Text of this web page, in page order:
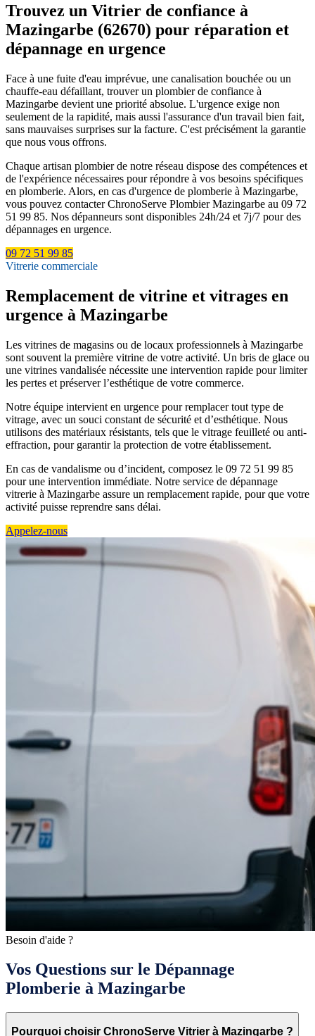
Trouvez un Vitrier de confiance à
Mazingarbe (62670) pour réparation et
dépannage en urgence
Face à une fuite d'eau imprévue, une canalisation bouchée ou un
chauffe-eau défaillant, trouver un plombier de confiance à
Mazingarbe devient une priorité absolue. L'urgence exige non
seulement de la rapidité, mais aussi l'assurance d'un travail bien fait,
sans mauvaises surprises sur la facture. C'est précisément la garantie
que nous vous offrons.
Chaque artisan plombier de notre réseau dispose des compétences et
de l'expérience nécessaires pour répondre à vos besoins spécifiques
en plomberie. Alors, en cas d'urgence de plomberie à Mazingarbe,
vous pouvez contacter ChronoServe Plombier Mazingarbe au 09 72
51 99 85. Nos dépanneurs sont disponibles 24h/24 et 7j/7 pour des
dépannages en urgence.
09 72 51 99 85
Vitrerie commerciale
Remplacement de vitrine et vitrages en
urgence à Mazingarbe
Les vitrines de magasins ou de locaux professionnels à Mazingarbe
sont souvent la première vitrine de votre activité. Un bris de glace ou
une vitrines vandalisée nécessite une intervention rapide pour limiter
les pertes et préserver l’esthétique de votre commerce.
Notre équipe intervient en urgence pour remplacer tout type de
vitrage, avec un souci constant de sécurité et d’esthétique. Nous
utilisons des matériaux résistants, tels que le vitrage feuilleté ou anti-
effraction, pour garantir la protection de votre établissement.
En cas de vandalisme ou d’incident, composez le 09 72 51 99 85
pour une intervention immédiate. Notre service de dépannage
vitrerie à Mazingarbe assure un remplacement rapide, pour que votre
activité puisse reprendre sans délai.
Appelez-nous
Besoin d'aide ?
Vos Questions sur le Dépannage
Plomberie à Mazingarbe
Pourquoi choisir ChronoServe Vitrier à Mazingarbe ?